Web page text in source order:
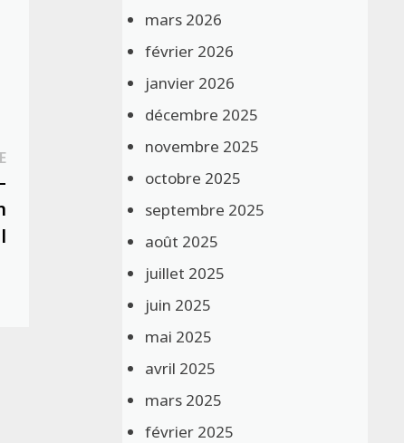
Publication
suivante :
mars 2026
février 2026
janvier 2026
décembre 2025
novembre 2025
octobre 2025
septembre 2025
août 2025
juillet 2025
juin 2025
mai 2025
avril 2025
mars 2025
février 2025